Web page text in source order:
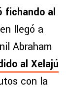
fichando al
llegó a
Abraham
al Xelajú
con la